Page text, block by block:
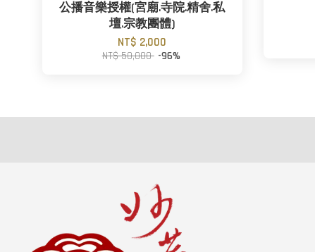
公播音樂授權(宮廟.寺院.精舍.私
壇.宗教團體)
NT$ 2,000
NT$ 50,000 -96%